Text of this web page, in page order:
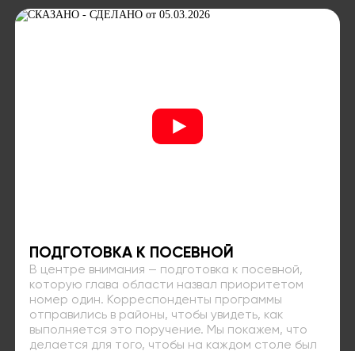
ПОДГОТОВКА К ПОСЕВНОЙ
В центре внимания — подготовка к посевной,
которую глава области назвал приоритетом
номер один. Корреспонденты программы
отправились в районы, чтобы увидеть, как
выполняется это поручение. Мы покажем, что
делается для того, чтобы на каждом столе был